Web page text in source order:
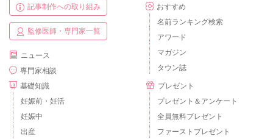
記事制作への取り組み
監修医師・専門家一覧
ニュース
専門家相談
基礎知識
妊娠前・妊活
妊娠中
出産
おすすめ
名前ランキング検索
アワード
マガジン
タウン誌
プレゼント
プレゼント＆アンケート
全員無料プレゼント
ファーストプレゼント